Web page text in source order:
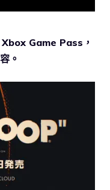
Xbox Game Pass，
。